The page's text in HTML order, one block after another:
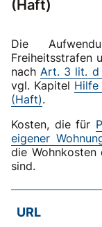
(Haft)
Die
Freiheitsstrafen
nachArt. 3 lit. d
vgl. Kapitel Hilfe
(Haft).
Kosten, die für
eigener
die Wohnkosten
sind.
URL